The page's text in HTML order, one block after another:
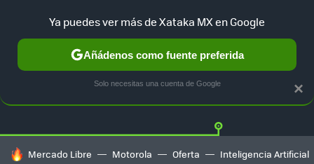
Twitter
HOY SE HABLA DE
Mercado Libre Motorola Oferta Inteligencia Artificial
×
Ya puedes ver más de Xataka MX en Google
Añádenos como fuente preferida
Solo necesitas una cuenta de Google